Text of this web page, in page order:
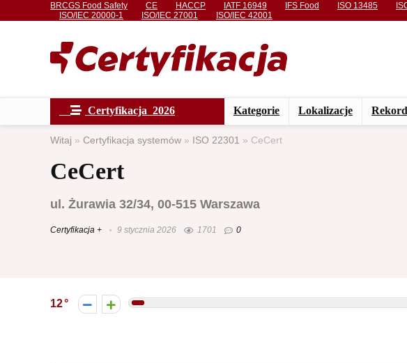
BRCGS Food Safety CE HACCP IATF 16949 IFS Food ISO 13485
ISO/IEC 20000-1
ISO/IEC 27001 ISO/IEC 42001
Certyfikacja 2026 Kategorie Lokalizacje
Witaj » Certyfikacja systemów » ISO 22301 » CeCert
CeCert
ul. Żurawia 32/34, 00-515 Warszawa
Certyfikacja + 9 stycznia 2026 1701 0
12